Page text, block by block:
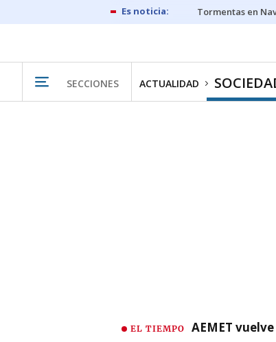
Tormentas en
SECCIONES ACTUALIDAD
EL TIEMPO AEMET